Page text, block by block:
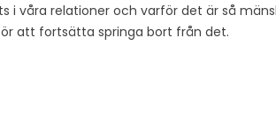
i våra relationer och varför det är så
att fortsätta springa bort från det.